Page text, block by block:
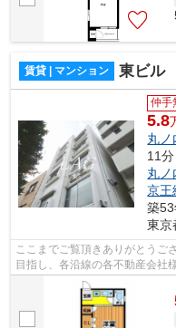
賃貸 | マンション 東ビル
仲手
5.8
丸ノ
11分
丸ノ
京王
築
東京
ここまでご覧頂きありがとうご
目指し、各沿線の各不動産会社
様へ提供しております！最新の